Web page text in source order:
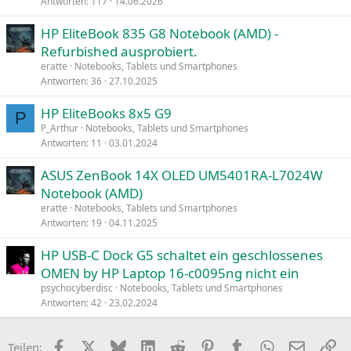
HP EliteBook 835 G8 Notebook (AMD) -
Refurbished ausprobiert.
eratte
Notebooks, Tablets und Smartphones
Antworten 36 27.10.2025
P HP EliteBooks 8x5 G9
P_Arthur Notebooks, Tablets und Smartphones
Antworten 11 03.01.2024
ASUS ZenBook 14X OLED UM5401RA-L7024W
Notebook (AMD)
eratte
Notebooks, Tablets und Smartphones
Antworten 19 04.11.2025
HP USB-C Dock G5 schaltet ein geschlossenes
OMEN by HP Laptop 16-c0095ng nicht ein
psychocyberdisc
Notebooks, Tablets und Smartphones
Antworten 42 23.02.2024
Teilen: Facebook BlueskyLinkedIn
Reddit PinterestTumblr WhatsApp
E-Mail